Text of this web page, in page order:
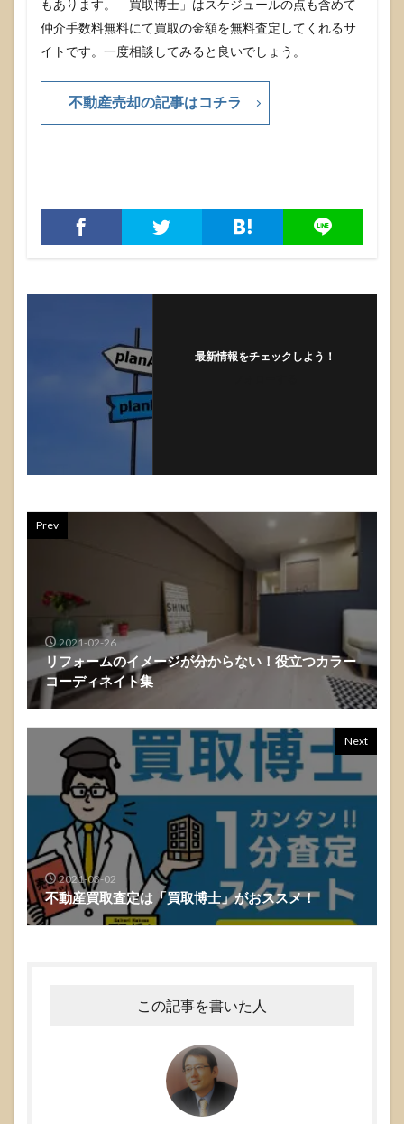
もあります。「買取博士」はスケジュールの点も含めて
仲介手数料無料にて買取の金額を無料査定してくれるサ
イトです。一度相談してみると良いでしょう。
不動産売却の記事はコチラ
最新情報をチェックしよう！
Prev
2021-02-26
リフォームのイメージが分からない！役立つカラー
コーディネイト集
Next
2021-03-02
不動産買取査定は「買取博士」がおススメ！
この記事を書いた人